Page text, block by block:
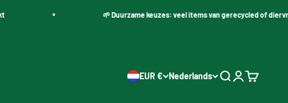
🌱 Duurzame keuzes: veel items van gerecycled of
EUR € Nederlands Zoeken openen